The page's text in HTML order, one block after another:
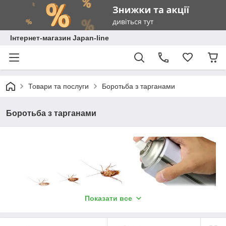
Інтернет-магазин Japan-line
Товари та послуги Боротьба з тарганами
Боротьба з тарганами
Показати все